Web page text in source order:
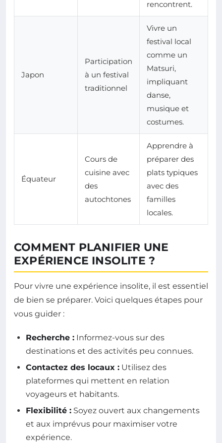
rencontrent.
Japon
Participation
à un festival
traditionnel
Vivre un
festival local
comme un
Matsuri,
impliquant
danse,
musique et
costumes.
Équateur
Cours de
cuisine avec
des
autochtones
Apprendre à
préparer des
plats typiques
avec des
familles
locales.
COMMENT PLANIFIER UNE
EXPÉRIENCE INSOLITE ?
Pour vivre une expérience insolite, il est essentiel
de bien se préparer. Voici quelques étapes pour
vous guider :
Recherche : Informez-vous sur des
destinations et des activités peu connues.
Contactez des locaux : Utilisez des
plateformes qui mettent en relation
voyageurs et habitants.
Flexibilité : Soyez ouvert aux changements
et aux imprévus pour maximiser votre
expérience.